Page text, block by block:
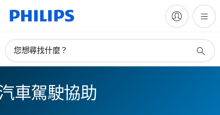
您想尋找什麼？
車駕駛協助